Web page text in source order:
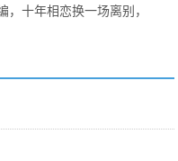
，十年相恋换一场离别，